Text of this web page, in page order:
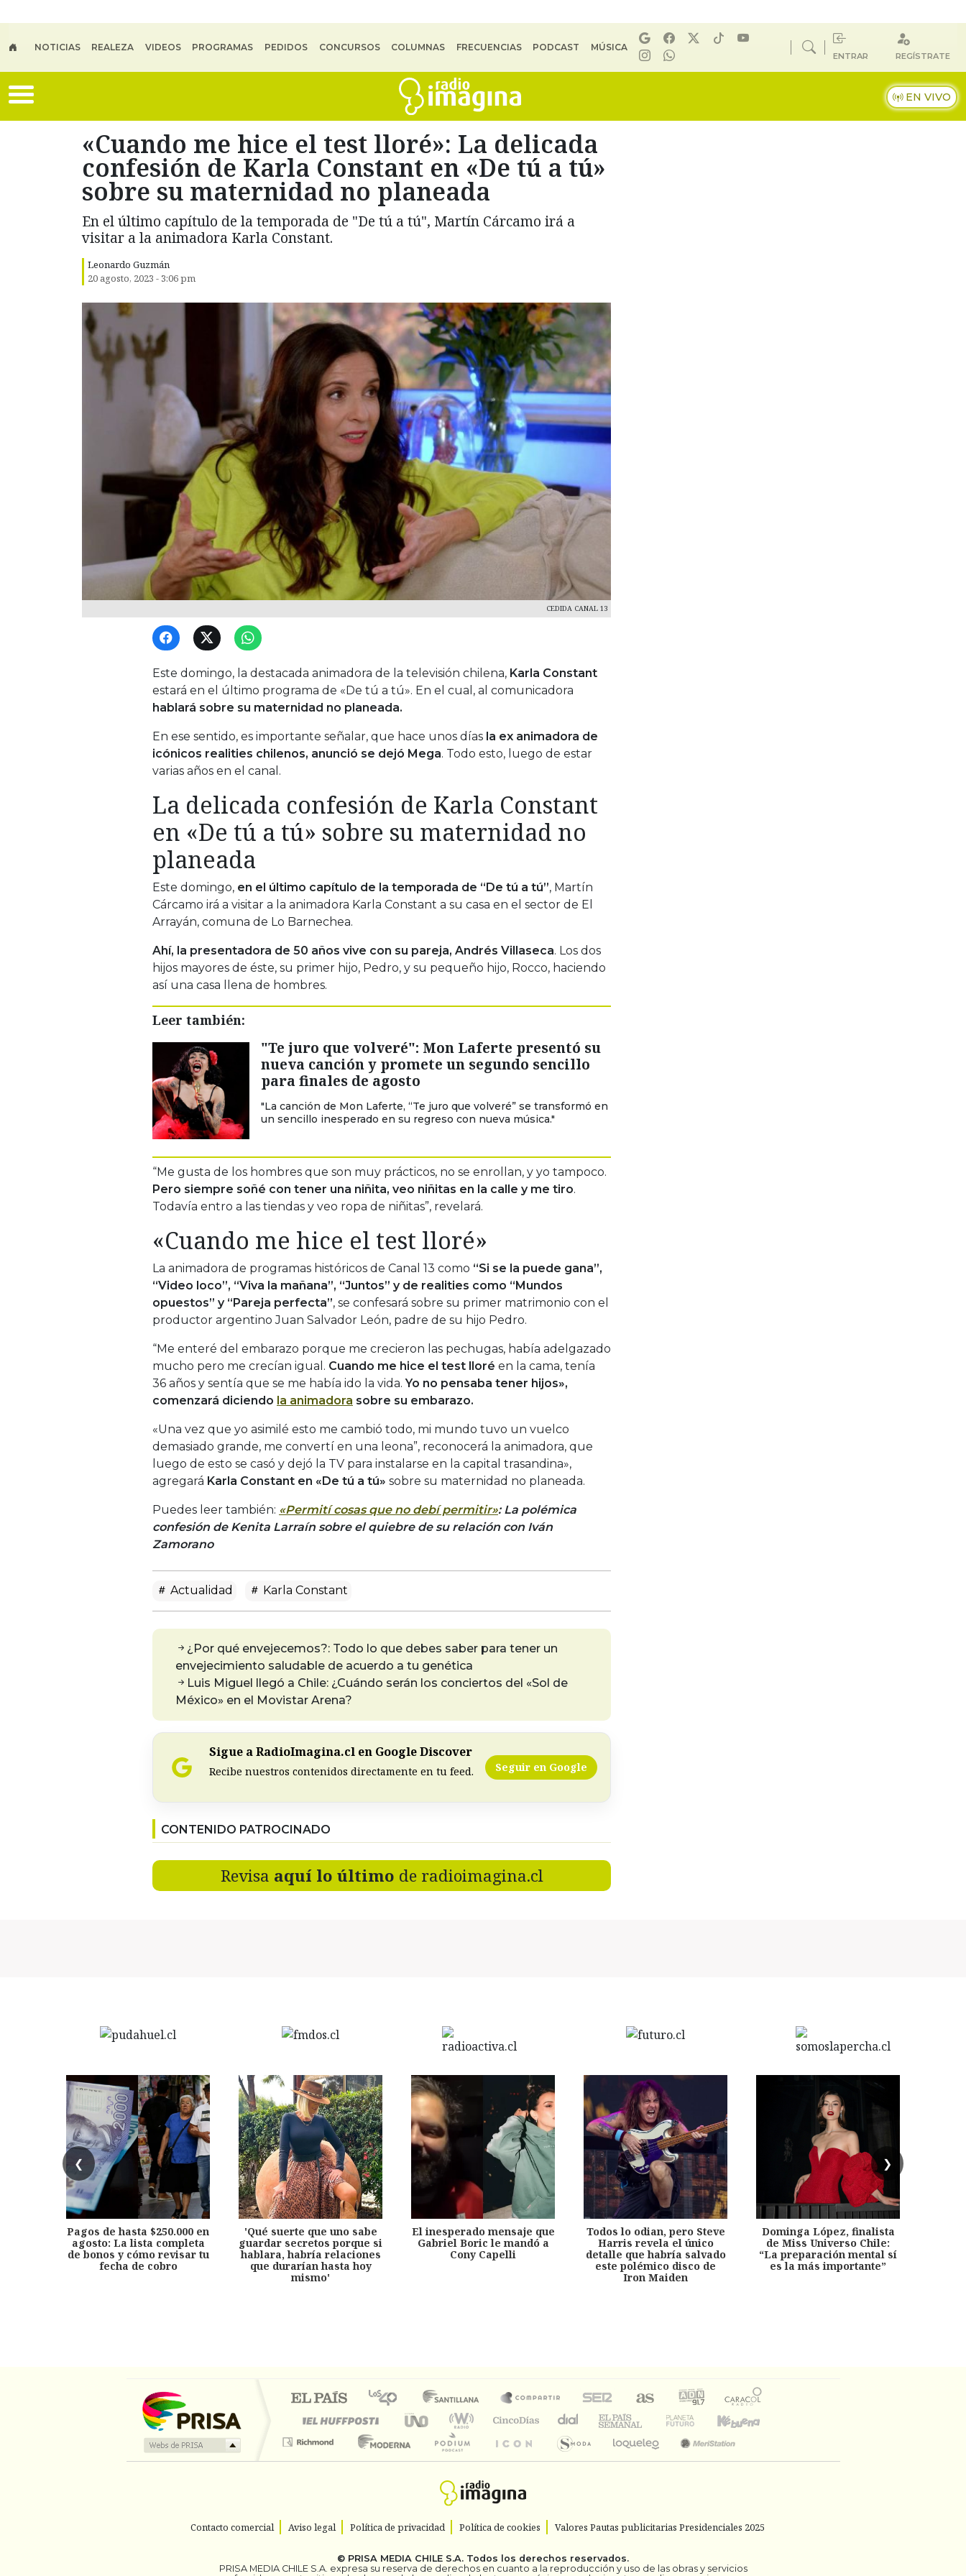
NOTICIAS REALEZA VIDEOS PROGRAMAS PEDIDOS CONCURSOS COLUMNAS FRECUENCIAS PODCAST MÚSICA
ENTRAR REGÍSTRATE
EN VIVO
«Cuando me hice el test lloré»: La delicada
confesión de Karla Constant en «De tú a tú»
sobre su maternidad no planeada
En el último capítulo de la temporada de "De tú a tú", Martín Cárcamo irá a
visitar a la animadora Karla Constant.
Leonardo Guzmán
20 agosto, 2023 - 3:06 pm
CEDIDA CANAL 13
Este domingo, la destacada animadora de la televisión chilena, Karla Constant
estará en el último programa de «De tú a tú». En el cual, al comunicadora
hablará sobre su maternidad no planeada.
En ese sentido, es importante señalar, que hace unos días la ex animadora de
icónicos realities chilenos, anunció se dejó Mega. Todo esto, luego de estar
varias años en el canal.
La delicada confesión de Karla Constant
en «De tú a tú» sobre su maternidad no
planeada
Este domingo, en el último capítulo de la temporada de “De tú a tú”, Martín
Cárcamo irá a visitar a la animadora Karla Constant a su casa en el sector de El
Arrayán, comuna de Lo Barnechea.
Ahí, la presentadora de 50 años vive con su pareja, Andrés Villaseca. Los dos
hijos mayores de éste, su primer hijo, Pedro, y su pequeño hijo, Rocco, haciendo
así una casa llena de hombres.
Leer también:
"Te juro que volveré": Mon Laferte presentó su
nueva canción y promete un segundo sencillo
para finales de agosto
"La canción de Mon Laferte, “Te juro que volveré” se transformó en
un sencillo inesperado en su regreso con nueva música."
“Me gusta de los hombres que son muy prácticos, no se enrollan, y yo tampoco.
Pero siempre soñé con tener una niñita, veo niñitas en la calle y me tiro.
Todavía entro a las tiendas y veo ropa de niñitas”, revelará.
«Cuando me hice el test lloré»
La animadora de programas históricos de Canal 13 como “Si se la puede gana”,
“Video loco”, “Viva la mañana”, “Juntos” y de realities como “Mundos
opuestos” y “Pareja perfecta”, se confesará sobre su primer matrimonio con el
productor argentino Juan Salvador León, padre de su hijo Pedro.
“Me enteré del embarazo porque me crecieron las pechugas, había adelgazado
mucho pero me crecían igual. Cuando me hice el test lloré en la cama, tenía
36 años y sentía que se me había ido la vida.Yo no pensaba tener hijos»,
comenzará diciendo la animadora sobre su embarazo.
«Una vez que yo asimilé esto me cambió todo, mi mundo tuvo un vuelco
demasiado grande, me convertí en una leona”, reconocerá la animadora, que
luego de esto se casó y dejó la TV para instalarse en la capital trasandina»,
agregará Karla Constant en «De tú a tú» sobre su maternidad no planeada.
Puedes leer también: «Permití cosas que no debí permitir»: La polémica
confesión de Kenita Larraín sobre el quiebre de su relación con Iván
Zamorano
Actualidad Karla Constant
¿Por qué envejecemos?: Todo lo que debes saber para tener un
envejecimiento saludable de acuerdo a tu genética
Luis Miguel llegó a Chile: ¿Cuándo serán los conciertos del «Sol de
México» en el Movistar Arena?
Sigue a RadioImagina.cl en Google Discover
Recibe nuestros contenidos directamente en tu feed. Seguir en Google
CONTENIDO PATROCINADO
Revisa aquí lo último de radioimagina.cl
❮ ❯
Pagos de hasta $250.000 en
agosto: La lista completa
de bonos y cómo revisar tu
fecha de cobro
'Qué suerte que uno sabe
guardar secretos porque si
hablara, habría relaciones
que durarían hasta hoy
mismo'
El inesperado mensaje que
Gabriel Boric le mandó a
Cony Capelli
Todos lo odian, pero Steve
Harris revela el único
detalle que habría salvado
este polémico disco de
Iron Maiden
Dominga López, finalista
de Miss Universo Chile:
“La preparación mental sí
es la más importante”
Contacto comercial Aviso legal Política de privacidad Política de cookies Valores Pautas publicitarias Presidenciales 2025
© PRISA MEDIA CHILE S.A. Todos los derechos reservados.
PRISA MEDIA CHILE S.A. expresa su reserva de derechos en cuanto a la reproducción y uso de las obras y servicios